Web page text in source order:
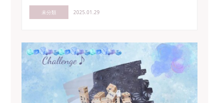
未分類 2025.01.29